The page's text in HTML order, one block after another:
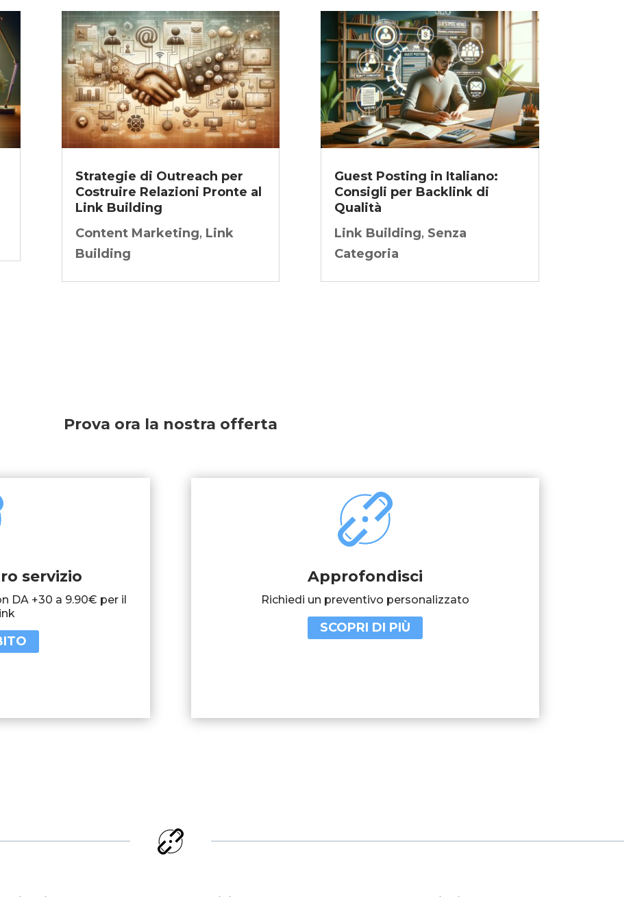
Strategie di Outreach per
Costruire Relazioni Pronte al
Link Building
Content Marketing, Link
Building
Guest Posting in Italiano:
Consigli per Backlink di
Qualità
Link Building, Senza
Categoria
Prova ora la nostra offerta
servizio
DA +30 a 9.90€ per il
Approfondisci
Richiedi un preventivo personalizzato
SCOPRI DI PIÙ